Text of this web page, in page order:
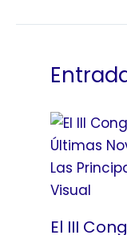
El III